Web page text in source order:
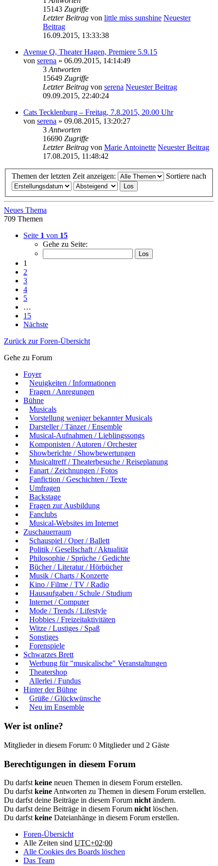
15143 Zugriffe
Letzter Beitrag von little miss sunshine Neuester
Beitrag
16.09.2015, 13:33:38
Avenue Q, Theater Hagen, Premiere 5.9.15
von serena » 06.09.2015, 14:14:49
3 Antworten
15649 Zugriffe
Letzter Beitrag von serena Neuester Beitrag
09.09.2015, 22:40:24
Cats Tecklenburg – Freitag, 7.8.2015, 20.00 Uhr
von serena » 09.08.2015, 13:20:27
3 Antworten
16690 Zugriffe
Letzter Beitrag von Marie Antoinette Neuester Beitrag
17.08.2015, 11:48:42
Themen der letzten Zeit anzeigen: Sortiere nach
Neues Thema
709 Themen
Seite 1 von 15
Gehe zu Seite:
1
2
3
4
5
…
15
Nächste
Zurück zur Foren-Übersicht
Gehe zu Forum
Foyer
Neuigkeiten / Informationen
Fragen / Anregungen
Bühne
Musicals
Vorstellung weniger bekannter Musicals
Darsteller / Tänzer / Ensemble
Musical-Aufnahmen / Lieblingssongs
Komponisten / Autoren / Orchester
Showberichte / Showbewertungen
Musicaltreff / Theaterbesuche / Reiseplanung
Fanart / Zeichnungen / Fotos
Fanfiction / Geschichten / Texte
Umfragen
Backstage
Fragen zur Ausbildung
Fanclubs
Musical-Websites im Internet
Zuschauerraum
Schauspiel / Oper / Ballett
Politik / Gesellschaft / Aktualität
Philosophie / Sprüche / Gedichte
Bücher / Literatur / Hörbücher
Musik / Charts / Konzerte
Kino / Filme / TV / Radio
Hausaufgaben / Schule / Studium
Internet / Computer
Mode / Trends / Lifestyle
Hobbies / Freizeitaktivitäten
Witze / Lustiges / Spaß
Sonstiges
Forenspiele
Schwarzes Brett
Werbung für "musicalische" Veranstaltungen
Theatershop
Allerlei / Fundus
Hinter der Bühne
Grüße / Glückwünsche
Neu im Ensemble
Wer ist online?
Mitglieder in diesem Forum: 0 Mitglieder und 2 Gäste
Berechtigungen in diesem Forum
Du darfst keine neuen Themen in diesem Forum erstellen.
Du darfst keine Antworten zu Themen in diesem Forum erstellen.
Du darfst deine Beiträge in diesem Forum nicht ändern.
Du darfst deine Beiträge in diesem Forum nicht löschen.
Du darfst keine Dateianhänge in diesem Forum erstellen.
Foren-Übersicht
Alle Zeiten sind UTC+02:00
Alle Cookies des Boards löschen
Das Team